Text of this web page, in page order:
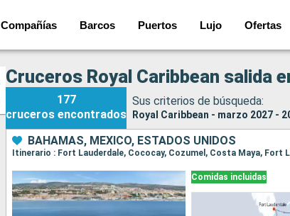
Compañías Barcos Puertos Lujo Ofertas
Cruceros Royal Caribbean salida
177
cruceros encontrados
Sus criterios de búsqueda:
Royal Caribbean - marzo 2027 -
BAHAMAS, MÉXICO, ESTADOS UNIDOS
Itinerario : Fort Lauderdale, Cococay, Cozumel, Costa Maya, Fort
Comidas incluidas